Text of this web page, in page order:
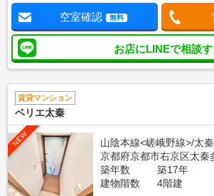
空室確認 無料
お店にLINEで相談す
賃貸マンション
ベリエ太秦
NEW
山陰本線<嵯峨野線>/太
京都府京都市右京区太秦
築年数
築17年
建物階数
4階建